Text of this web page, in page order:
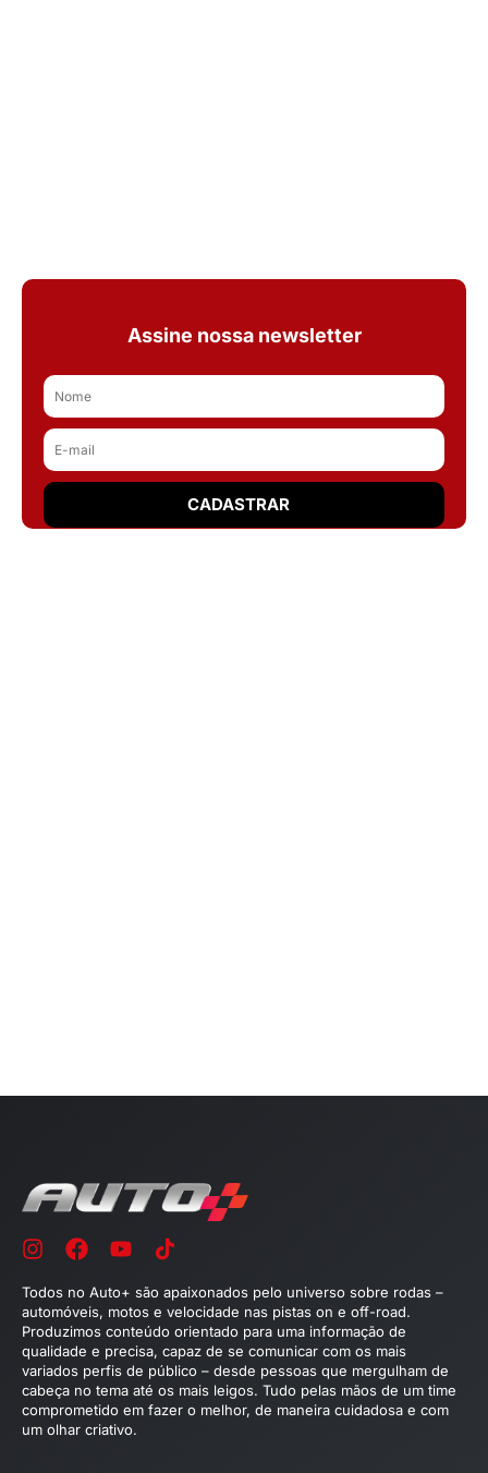
Assine nossa newsletter
Todos no Auto+ são apaixonados pelo universo sobre rodas –
automóveis, motos e velocidade nas pistas on e off-road.
Produzimos conteúdo orientado para uma informação de
qualidade e precisa, capaz de se comunicar com os mais
variados perfis de público – desde pessoas que mergulham de
cabeça no tema até os mais leigos. Tudo pelas mãos de um time
comprometido em fazer o melhor, de maneira cuidadosa e com
um olhar criativo.